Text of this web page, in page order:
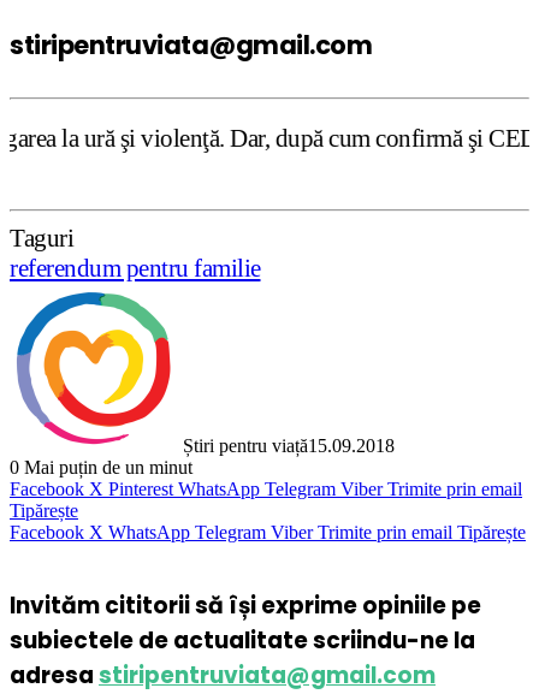
stiripentruviata@gmail.com
Dar, după cum confirmă şi CEDO în cazul
Taguri
referendum pentru familie
Știri pentru viață15.09.2018
0 Mai puțin de un minut
Facebook X Pinterest WhatsApp Telegram Viber Trimite prin email
Tipărește
Facebook X WhatsApp Telegram Viber Trimite prin email Tipărește
Invităm cititorii să își exprime opiniile pe
subiectele de actualitate scriindu-ne la
adresastiripentruviata@gmail.com